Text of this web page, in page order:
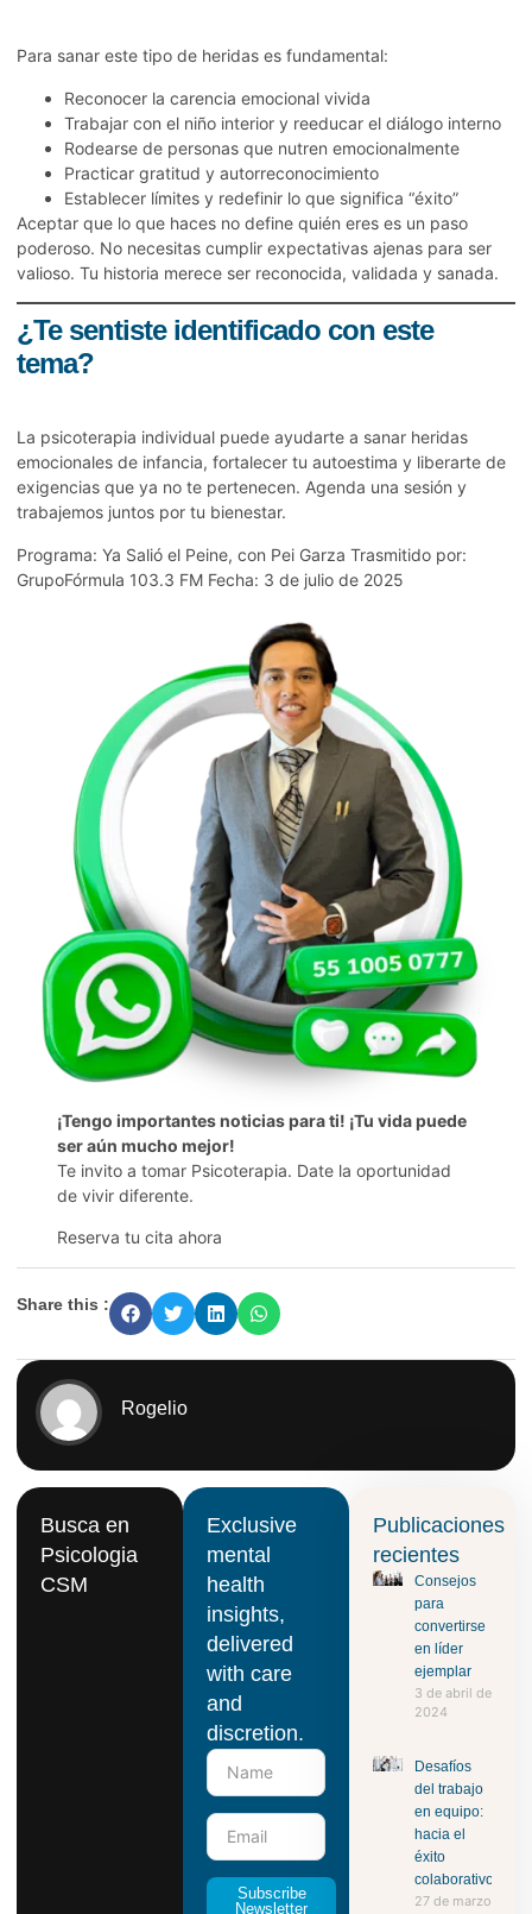
Para sanar este tipo de heridas es fundamental:
Reconocer la carencia emocional vivida
Trabajar con el niño interior y reeducar el diálogo interno
Rodearse de personas que nutren emocionalmente
Practicar gratitud y autorreconocimiento
Establecer límites y redefinir lo que significa “éxito”
Aceptar que lo que haces no define quién eres es un paso
poderoso. No necesitas cumplir expectativas ajenas para ser
valioso. Tu historia merece ser reconocida, validada y sanada.
¿Te sentiste identificado con este
tema?
La psicoterapia individual puede ayudarte a sanar heridas
emocionales de infancia, fortalecer tu autoestima y liberarte de
exigencias que ya no te pertenecen. Agenda una sesión y
trabajemos juntos por tu bienestar.
Programa: Ya Salió el Peine, con Pei Garza Trasmitido por:
GrupoFórmula 103.3 FM Fecha: 3 de julio de 2025
¡Tengo importantes noticias para ti! ¡Tu vida puede
ser aún mucho mejor!
Te invito a tomar Psicoterapia. Date la oportunidad
de vivir diferente.
Reserva tu cita ahora
Share this :
Rogelio
Busca en
Psicologia
CSM
Exclusive
mental
health
insights,
delivered
with care
and
discretion.
Subscribe
Newsletter
Publicaciones
recientes
Consejos
para
convertirse
en líder
ejemplar
3 de abril de
2024
Desafíos
del trabajo
en equipo:
hacia el
éxito
colaborativo
27 de marzo